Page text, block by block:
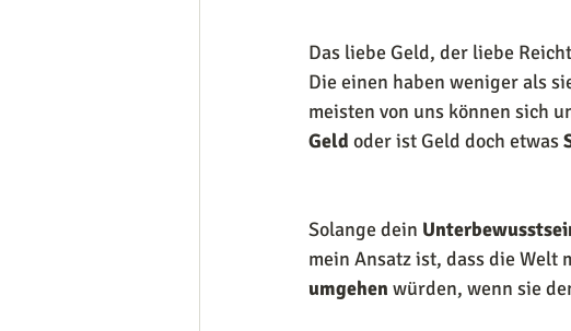
Das liebe Geld, der liebe
Die einen haben weniger als
meisten von uns können sich
Geld oder ist Geld doch etwas
Solange dein
mein Ansatz ist, dass die
umgehen würden, wenn sie